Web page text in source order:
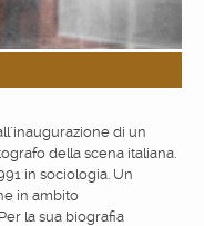
di un
della scena italiana.
in sociologia. Un
in ambito
la sua biografia